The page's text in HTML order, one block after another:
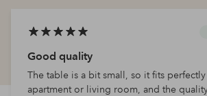
Good quality
The table is a bit small, so it fits
apartment or living room, and the